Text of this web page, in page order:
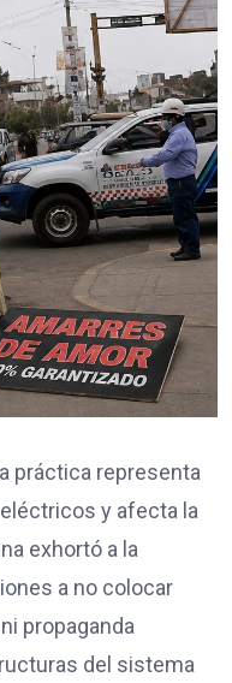
práctica representa
y afecta la
exhortó a la
a no colocar
propaganda
del sistema